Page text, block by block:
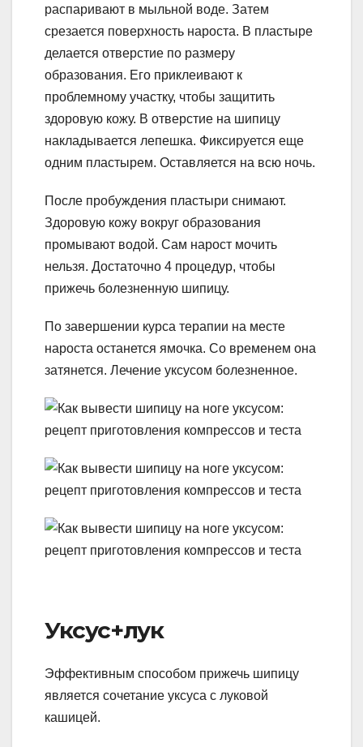
распаривают в мыльной воде. Затем
срезается поверхность нароста. В пластыре
делается отверстие по размеру
образования. Его приклеивают к
проблемному участку, чтобы защитить
здоровую кожу. В отверстие на шипицу
накладывается лепешка. Фиксируется еще
одним пластырем. Оставляется на всю ночь.
После пробуждения пластыри снимают.
Здоровую кожу вокруг образования
промывают водой. Сам нарост мочить
нельзя. Достаточно 4 процедур, чтобы
прижечь болезненную шипицу.
По завершении курса терапии на месте
нароста останется ямочка. Со временем она
затянется. Лечение уксусом болезненное.
Уксус+лук
Эффективным способом прижечь шипицу
является сочетание уксуса с луковой
кашицей.